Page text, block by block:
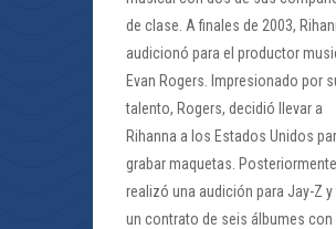
de clase. A finales de 2003,
audicionó para el productor
Evan Rogers. Impresionado por
talento, Rogers, decidió llevar a
Rihanna a los Estados Unidos
grabar maquetas. Posteriormente
realizó una audición para Jay-Z y
un contrato de seis álbumes con